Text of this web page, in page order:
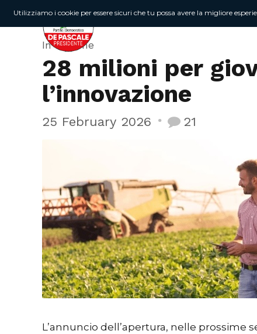
In Regione
28 milioni per
l’innovazione
25 February 2026 21
L’annuncio dell’apertura, nelle
Utilizziamo i cookie per essere sicuri che tu possa avere la migliore